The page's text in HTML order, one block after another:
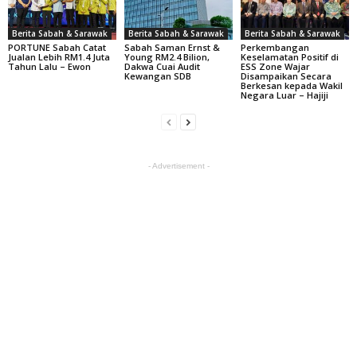
Berita Sabah & Sarawak
PORTUNE Sabah Catat
Jualan Lebih RM1.4 Juta
Tahun Lalu – Ewon
Berita Sabah & Sarawak
Sabah Saman Ernst &
Young RM2.4 Bilion,
Dakwa Cuai Audit
Kewangan SDB
Berita Sabah & Sarawak
Perkembangan
Keselamatan Positif di
ESS Zone Wajar
Disampaikan Secara
Berkesan kepada Wakil
Negara Luar – Hajiji
- Advertisement -